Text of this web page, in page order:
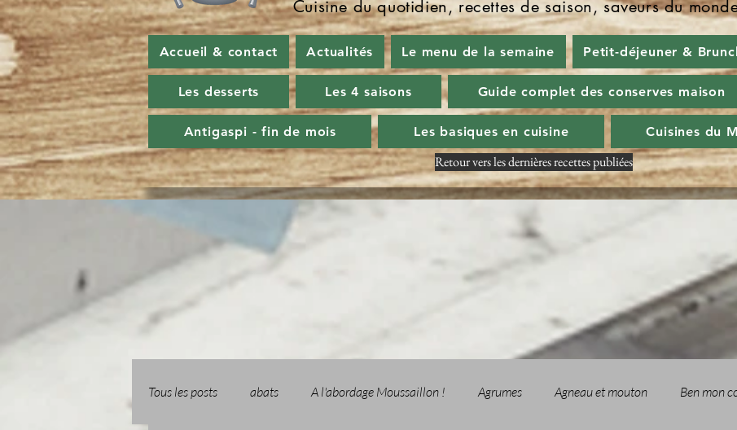
Cuisine du quotidien, recettes de saison, saveurs du
Accueil & contact Actualités Le menu de la semaine Petit-déjeuner &
Les desserts Les 4 saisons Guide complet des conserves maison
Antigaspi - fin de mois Les basiques en cuisine Cuisines du
Retour vers les dernières recettes publiées
Tous les posts abats A l'abordage Moussaillon ! Agrumes Agneau et mouton Ben mon